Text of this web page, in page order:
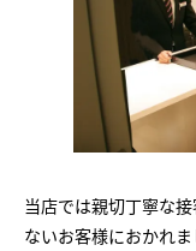
当店では親切丁寧な
ないお客様におかれ